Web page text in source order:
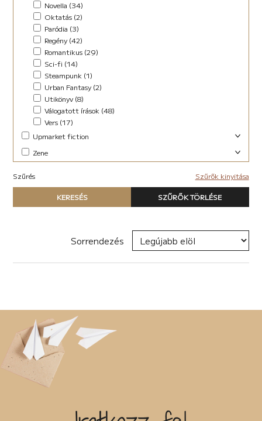
Novella (34)
Oktatás (2)
Paródia (3)
Regény (42)
Romantikus (29)
Sci-fi (14)
Steampunk (1)
Urban Fantasy (2)
Utikönyv (8)
Válogatott írások (48)
Vers (17)
Upmarket fiction
Abszurd (9)
Akció (22)
Blogregény (2)
Chick lit (6)
coaching (4)
dark-romance (7)
Fantasy (40)
Fikció (50)
Filozófia (2)
Groteszk (4)
Gyűjtemény (27)
Háború (1)
Horror (6)
Zene
Szűrés
Szűrők kinyitása
Típus
Nyomtatott könyv
Sorozat
Címke
Új címke hozzáadása
KERESÉS SZŰRŐK TÖRLÉSE
Sorrendezés